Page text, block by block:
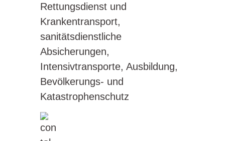
Rettungsdienst und
Krankentransport,
sanitätsdienstliche
Absicherungen,
Intensivtransporte, Ausbildung,
Bevölkerungs- und
Katastrophenschutz